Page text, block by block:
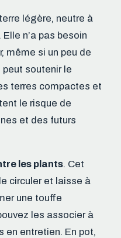
légère, neutre à
n’a pas besoin
même si un peu de
soutenir le
terres compactes et
le risque de
et des futurs
les plants. Cet
circuler et laisse à
une touffe
les associer à
en entretien. En pot,